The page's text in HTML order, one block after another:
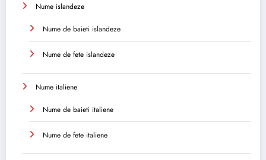
Nume islandeze
Nume de baieti islandeze
Nume de fete islandeze
Nume italiene
Nume de baieti italiene
Nume de fete italiene